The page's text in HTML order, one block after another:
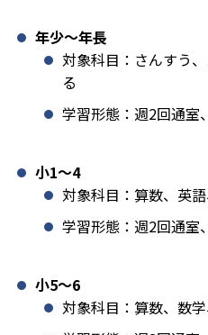
年少〜年長
対象科目：さんすう
る
学習形態：週2回通室
小1️〜4
対象科目：算数、英
学習形態：週2回通室
小5〜6
対象科目：算数、数